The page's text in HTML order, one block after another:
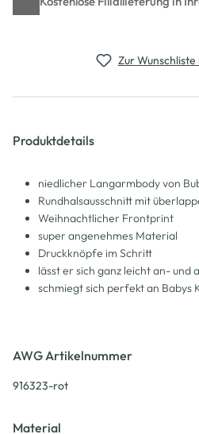
Zur
Produktdetails
niedlicher Langarmbody von
Rundhalsausschnitt mit
Weihnachtlicher Frontprint
super angenehmes Material
Druckknöpfe im Schritt
lässt er sich ganz leicht an- und
schmiegt sich perfekt an Babys
AWG Artikelnummer
916323-rot
Material